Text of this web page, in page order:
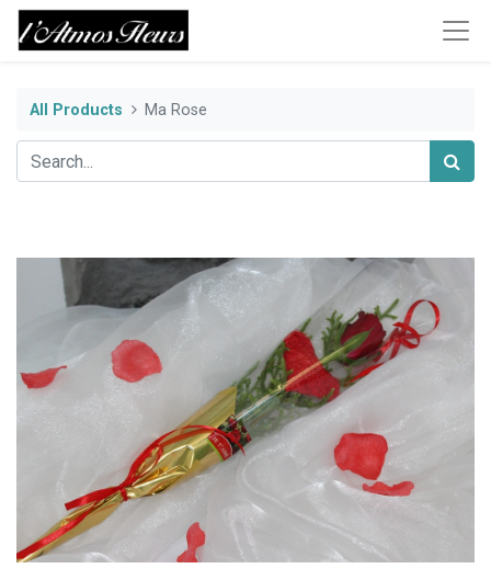
All Products Ma Rose